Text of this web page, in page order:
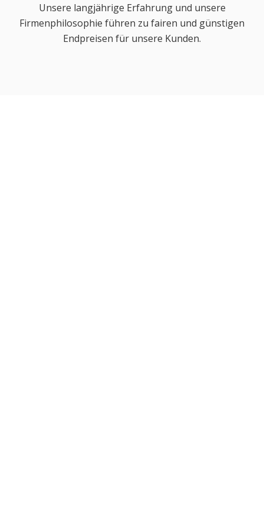
Unsere langjährige Erfahrung und unsere
Firmenphilosophie führen zu fairen und günstigen
Endpreisen für unsere Kunden.